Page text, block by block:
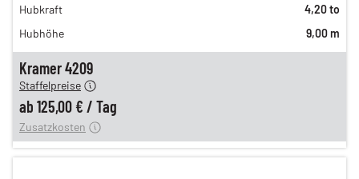
Kramer 4209
180,00 €
150,00 €
Staffelpreise
ab 125,00 € / Tag
12,00 €
Zusatzkosten
Hubkraft
4,20 to
Hubhöhe
9,00 m